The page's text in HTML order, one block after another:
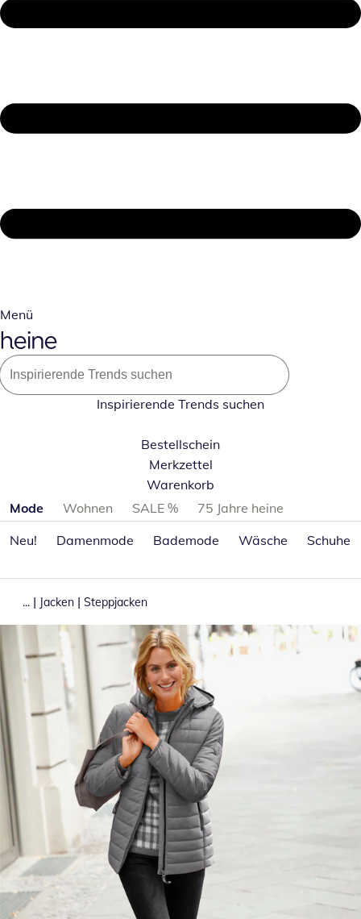
Menü
Inspirierende Trends suchen
Bestellschein
Merkzettel
Warenkorb
Produktkategorien überspringen
Mode Wohnen SALE %
75 Jahre heine
Neu!
Damenmode Bademode Wäsche Schuhe
... | Jacken | Steppjacken